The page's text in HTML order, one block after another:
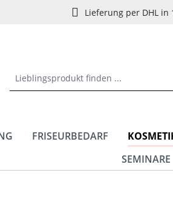
Lieferung per DHL in
FRISEURBEDARF
SEMINARE